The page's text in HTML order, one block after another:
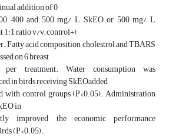
addition of 0
400 and 500 mg/ L SkEO or 500 mg/ L
1:1 ratio v/v; control+)
Fatty acid composition, cholestrol and TBARS
on 6 breast
per treatment. Water consumption was
in birds receiving SkEOadded
with control groups (P<0.05). Administration
in
improved the economic performance
(P<0.05).